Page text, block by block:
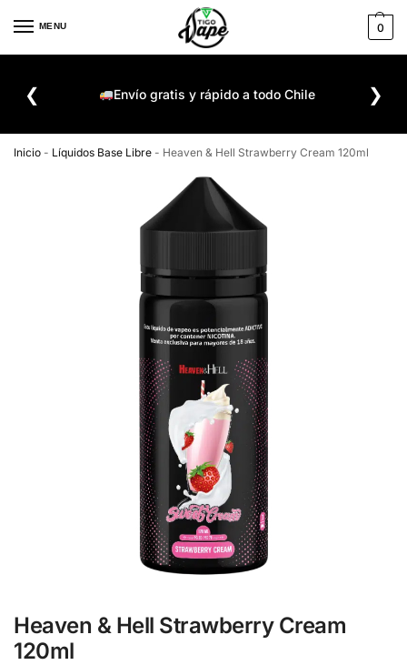
MENU 0
❮ Envío gratis y rápido a todo Chile ❯
Inicio - Líquidos Base Libre - Heaven & Hell Strawberry Cream 120ml
Heaven & Hell Strawberry Cream
120ml